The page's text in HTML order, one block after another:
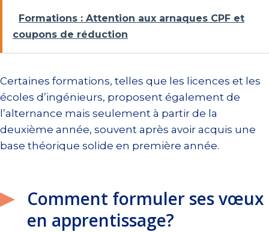
Formations : Attention aux arnaques CPF et
coupons de réduction
Certaines formations, telles que les licences et les
écoles d’ingénieurs, proposent également de
l’alternance mais seulement à partir de la
deuxième année, souvent après avoir acquis une
base théorique solide en première année.
Comment formuler ses vœux
en apprentissage?